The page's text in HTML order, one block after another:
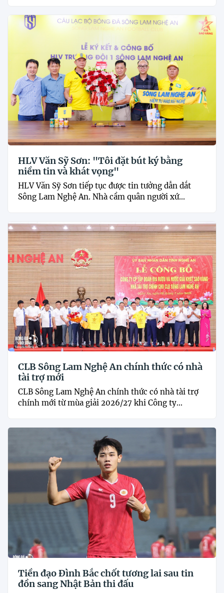
HLV Văn Sỹ Sơn: "Tôi đặt bút ký bằng
niềm tin và khát vọng"
HLV Văn Sỹ Sơn tiếp tục được tin tưởng dẫn dắt
Sông Lam Nghệ An. Nhà cầm quân người xứ...
CLB Sông Lam Nghệ An chính thức có nhà
tài trợ mới
CLB Sông Lam Nghệ An chính thức có nhà tài trợ
chính mới từ mùa giải 2026/27 khi Công ty...
Tiền đạo Đình Bắc chốt tương lai sau tin
đồn sang Nhật Bản thi đấu